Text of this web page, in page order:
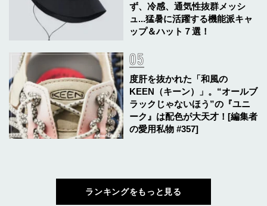
ず、冷感、通気性抜群メッシ
ュ...猛暑に活躍する機能派キャ
ップ＆ハット７選！
度肝を抜かれた「和風の
KEEN（キーン）」。“オールブ
ラックじゃないほう”の『ユニ
ーク』は配色が大天才！[編集者
の愛用私物 #357]
ランキングをもっと見る